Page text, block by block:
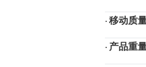
· 移动质
· 产品重